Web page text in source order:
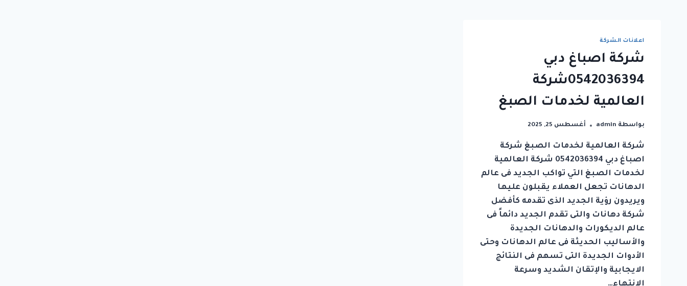
اعلانات الشركة
شركة اصباغ دبي
0542036394شركة
العالمية لخدمات الصبغ
بواسطة admin أغسطس 25, 2025
شركة العالمية لخدمات الصبغ شركة
اصباغ دبي 0542036394 شركة العالمية
لخدمات الصبغ التي تواكب الجديد فى عالم
الدهانات تجعل العملاء يقبلون عليها
ويريدون رؤية الجديد الذى تقدمه كأفضل
شركة دهانات والتى تقدم الجديد دائماً فى
عالم الديكورات والدهانات الجديدة
والأساليب الحديثة فى عالم الدهانات وحتى
الأدوات الجديدة التى تسهم فى النتائج
الايجابية والإتقان الشديد وسرعة